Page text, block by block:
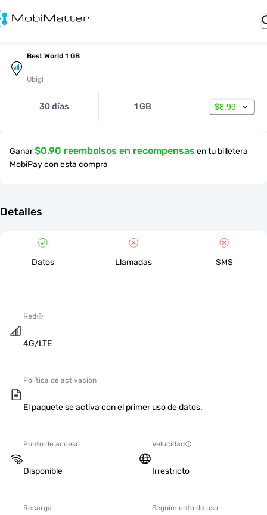
Best World 1 GB
Ubigi
30 días 1 GB $8.99
Ganar$0.90 reembolsos en recompensas en tu billetera
MobiPay con esta compra
Detalles
Datos Llamadas SMS
Red
4G/LTE
Política de activación
El paquete se activa con el primer uso de datos.
Punto de acceso
Disponible
Velocidad
Irrestricto
Recarga Seguimiento de uso